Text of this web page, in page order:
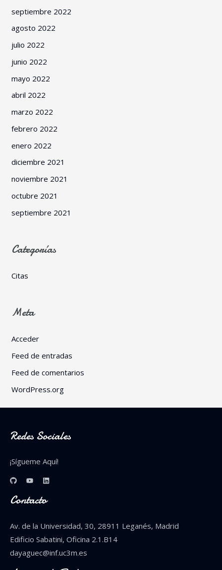
septiembre 2022
agosto 2022
julio 2022
junio 2022
mayo 2022
abril 2022
marzo 2022
febrero 2022
enero 2022
diciembre 2021
noviembre 2021
octubre 2021
septiembre 2021
Categorías
Citas
Meta
Acceder
Feed de entradas
Feed de comentarios
WordPress.org
Redes Sociales
¡Sígueme Aquí!
Contacto
Av. de la Universidad, 30, 28911 Leganés, Madrid
Edificio Sabatini, Oficina 2.1.B14
dayaguec@inf.uc3m.es